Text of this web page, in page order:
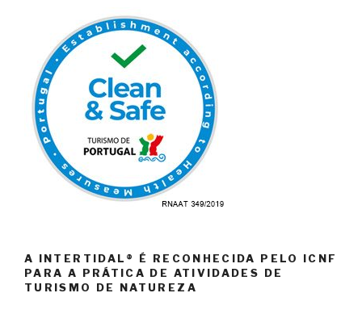
A INTERTIDAL® É RECONHECIDA PELO ICNF
PARA A PRÁTICA DE ATIVIDADES DE
TURISMO DE NATUREZA